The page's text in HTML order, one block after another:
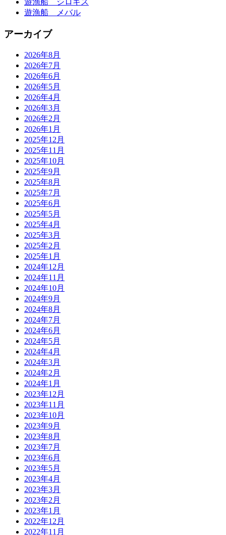
遊漁船 シロギス
遊漁船 メバル
アーカイブ
2026年8月
2026年7月
2026年6月
2026年5月
2026年4月
2026年3月
2026年2月
2026年1月
2025年12月
2025年11月
2025年10月
2025年9月
2025年8月
2025年7月
2025年6月
2025年5月
2025年4月
2025年3月
2025年2月
2025年1月
2024年12月
2024年11月
2024年10月
2024年9月
2024年8月
2024年7月
2024年6月
2024年5月
2024年4月
2024年3月
2024年2月
2024年1月
2023年12月
2023年11月
2023年10月
2023年9月
2023年8月
2023年7月
2023年6月
2023年5月
2023年4月
2023年3月
2023年2月
2023年1月
2022年12月
2022年11月